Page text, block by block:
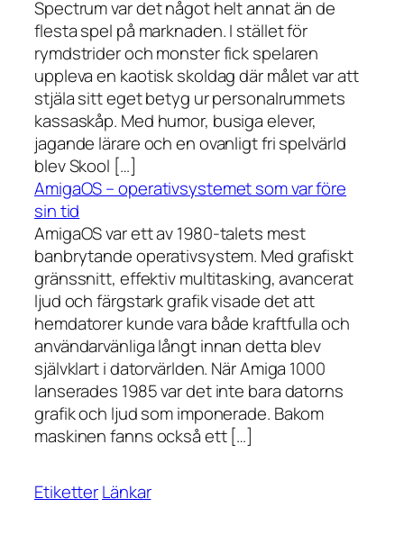
Spectrum var det något helt annat än de
flesta spel på marknaden. I stället för
rymdstrider och monster fick spelaren
uppleva en kaotisk skoldag där målet var att
stjäla sitt eget betyg ur personalrummets
kassaskåp. Med humor, busiga elever,
jagande lärare och en ovanligt fri spelvärld
blev Skool […]
AmigaOS – operativsystemet som var före
sin tid
AmigaOS var ett av 1980-talets mest
banbrytande operativsystem. Med grafiskt
gränssnitt, effektiv multitasking, avancerat
ljud och färgstark grafik visade det att
hemdatorer kunde vara både kraftfulla och
användarvänliga långt innan detta blev
självklart i datorvärlden. När Amiga 1000
lanserades 1985 var det inte bara datorns
grafik och ljud som imponerade. Bakom
maskinen fanns också ett […]
EtiketterLänkar